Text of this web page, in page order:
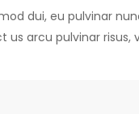
dui, eu pulvinar
us arcu pulvinar risus,